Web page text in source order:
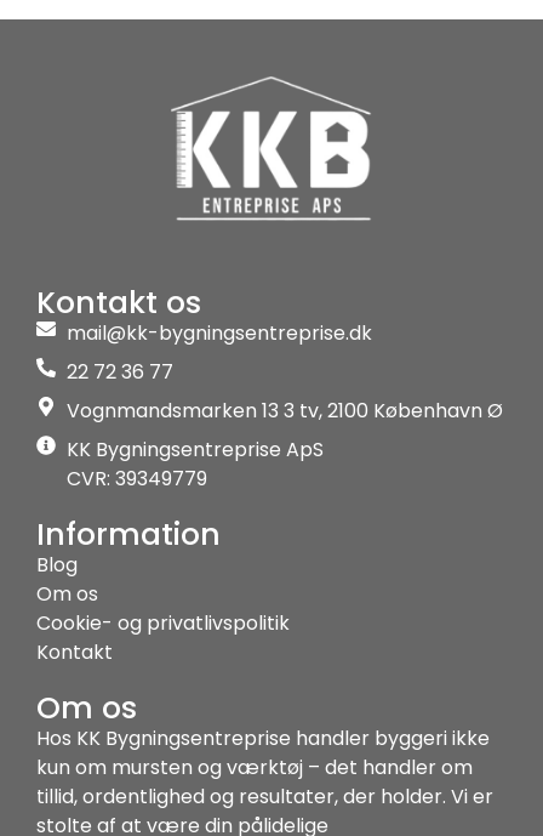
Kontakt os
mail@kk-bygningsentreprise.dk
22 72 36 77
Vognmandsmarken 13 3 tv, 2100 København Ø
KK Bygningsentreprise ApS
CVR: 39349779
Information
Blog
Om os
Cookie- og privatlivspolitik
Kontakt
Om os
Hos KK Bygningsentreprise handler byggeri ikke
kun om mursten og værktøj – det handler om
tillid, ordentlighed og resultater, der holder. Vi er
stolte af at være din pålidelige